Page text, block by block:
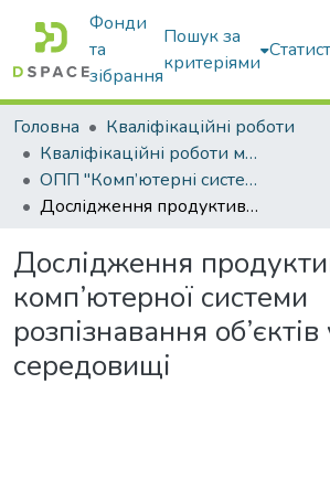
Фонди
та
зібрання
Пошук за
критеріями
Головна
Кваліфікаційні роботи
Кваліфікаційні роботи магістрів
ОПП "Комп’ютерні системи і мережі"
Дослідження продуктивності комп’ютерної системи розпізнавання об’єктів у веб-середовищі
Дослідження
комп’ютерної системи
розпізнавання
середовищі